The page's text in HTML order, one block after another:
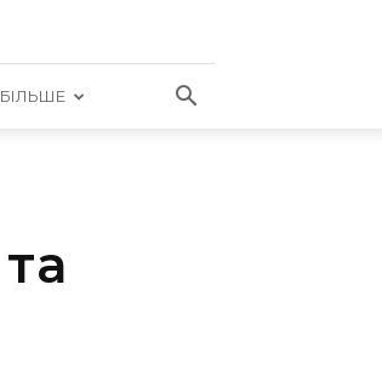
БІЛЬШЕ